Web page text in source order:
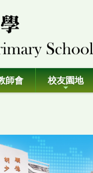
師會 校友園地